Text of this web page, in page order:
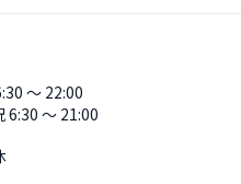
〜 22:00
6:30 〜 21:00